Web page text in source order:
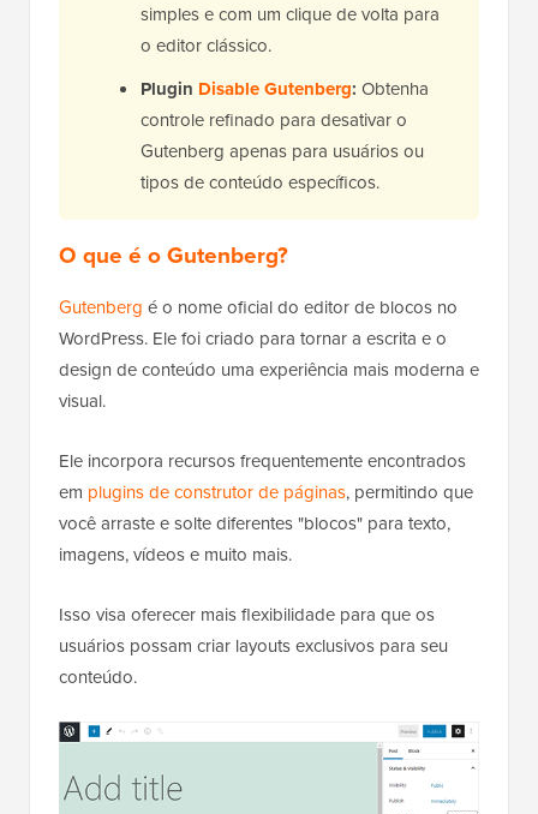
simples e com um clique de volta para
o editor clássico.
Plugin Disable Gutenberg: Obtenha
controle refinado para desativar o
Gutenberg apenas para usuários ou
tipos de conteúdo específicos.
O que é o Gutenberg?
Gutenberg é o nome oficial do editor de blocos no
WordPress. Ele foi criado para tornar a escrita e o
design de conteúdo uma experiência mais moderna e
visual.
Ele incorpora recursos frequentemente encontrados
em plugins de construtor de páginas, permitindo que
você arraste e solte diferentes "blocos" para texto,
imagens, vídeos e muito mais.
Isso visa oferecer mais flexibilidade para que os
usuários possam criar layouts exclusivos para seu
conteúdo.